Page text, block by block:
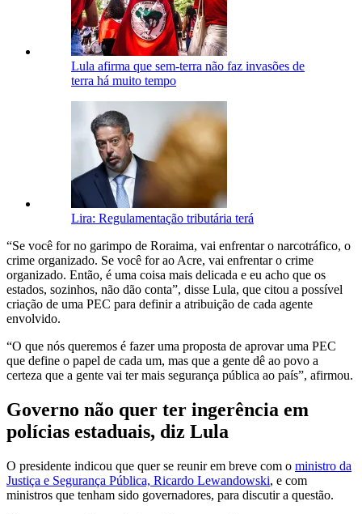
Lula afirma que sem-terra não faz invasões de
terra há muito tempo
Lira: Regulamentação tributária terá
“Se você for no garimpo de Roraima, vai enfrentar o narcotráfico, o
crime organizado. Se você for ao Acre, vai enfrentar o crime
organizado. Então, é uma coisa mais delicada e eu acho que os
estados, sozinhos, não dão conta”, disse Lula, que citou a possível
criação de uma PEC para definir a atribuição de cada agente
envolvido.
“O que nós queremos é fazer uma proposta de aprovar uma PEC
que define o papel de cada um, mas que a gente dê ao povo a
certeza que a gente vai ter mais segurança pública ao país”, afirmou.
Governo não quer ter ingerência em
polícias estaduais, diz Lula
O presidente indicou que quer se reunir em breve com o ministro da
Justiça e Segurança Pública, Ricardo Lewandowski, e com
ministros que tenham sido governadores, para discutir a questão.